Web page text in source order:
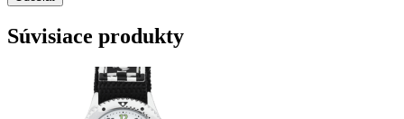
Súvisiace produkty